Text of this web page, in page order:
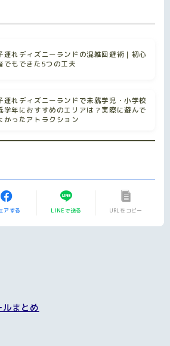
連れディズニーランドの混雑回避術｜初心
でもできた5つの工夫
連れディズニーランドで未就学児・小学校
学年におすすめのエリアは？実際に遊んで
かったアトラクション
アする LINEで送る URLをコピー
まとめ